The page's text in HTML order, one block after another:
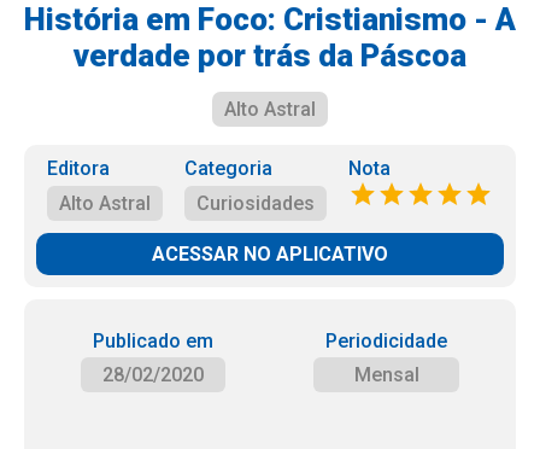
História em Foco: Cristianismo - A
verdade por trás da Páscoa
Alto Astral
Editora
Alto Astral
Categoria
Curiosidades
Nota
ACESSAR NO APLICATIVO
Publicado em
28/02/2020
Periodicidade
Mensal